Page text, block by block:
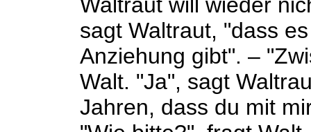
sagt Waltraut, "dass
Anziehung gibt". –
Walt. "Ja", sagt
Jahren, dass du mit